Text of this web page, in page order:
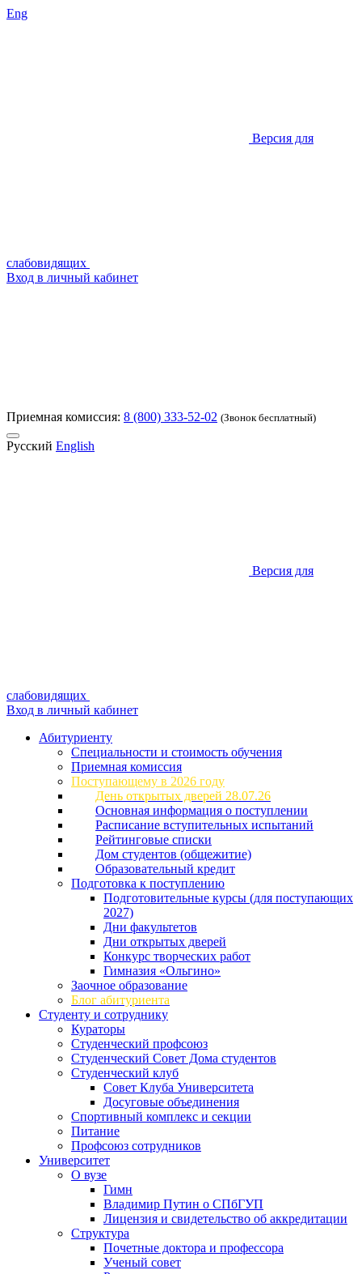
Eng
Версия для
слабовидящих
Вход в личный кабинет
Приемная комиссия: 8 (800) 333-52-02 (Звонок бесплатный)
Русский English
Версия для
слабовидящих
Вход в личный кабинет
Абитуриенту
Специальности и стоимость обучения
Приемная комиссия
Поступающему в 2026 году
День открытых дверей 28.07.26
Основная информация о поступлении
Расписание вступительных испытаний
Рейтинговые списки
Дом студентов (общежитие)
Образовательный кредит
Подготовка к поступлению
Подготовительные курсы (для поступающих
2027)
Дни факультетов
Дни открытых дверей
Конкурс творческих работ
Гимназия «Ольгино»
Заочное образование
Блог абитуриента
Студенту и сотруднику
Кураторы
Студенческий профсоюз
Студенческий Совет Дома студентов
Студенческий клуб
Совет Клуба Университета
Досуговые объединения
Спортивный комплекс и секции
Питание
Профсоюз сотрудников
Университет
О вузе
Гимн
Владимир Путин о СПбГУП
Лицензия и свидетельство об аккредитации
Структура
Почетные доктора и профессора
Ученый совет